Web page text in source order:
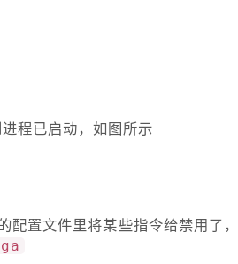
程已启动，如图所示
配置文件里将某些指令给禁用了